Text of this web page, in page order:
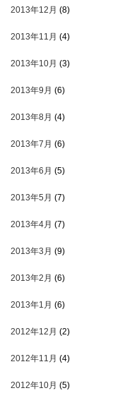
2013年12月 (8)
2013年11月 (4)
2013年10月 (3)
2013年9月 (6)
2013年8月 (4)
2013年7月 (6)
2013年6月 (5)
2013年5月 (7)
2013年4月 (7)
2013年3月 (9)
2013年2月 (6)
2013年1月 (6)
2012年12月 (2)
2012年11月 (4)
2012年10月 (5)